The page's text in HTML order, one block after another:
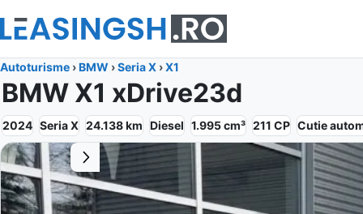
Autoturisme ›BMW ›Seria X ›X1
BMW X1 xDrive23d
2024 Seria X 24.138km Diesel 1.995cm³ 211 CP Cutie